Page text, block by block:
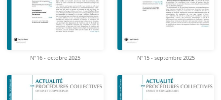
N°16 - octobre 2025 N°15 - septembre 2025